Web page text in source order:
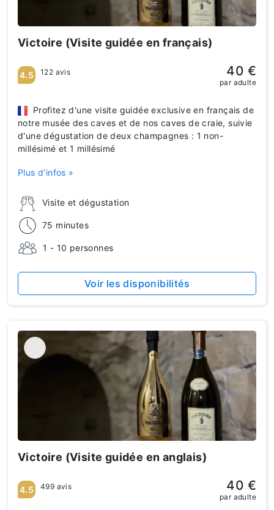
Victoire (Visite guidée en français)
Visite et dégustation
75 minutes
1 - 10 personnes
Profitez d'une visite guidée exclusive en français de
notre musée des caves et de nos caves de craie, suivie
d'une dégustation de deux champagnes : 1 non-
millésimé et 1 millésimé
Plus d'infos »
4.5 122 avis 40 €
par adulte
Voir les disponibilités
Victoire (Visite guidée en anglais)
4.5 499 avis 40 €
par adulte